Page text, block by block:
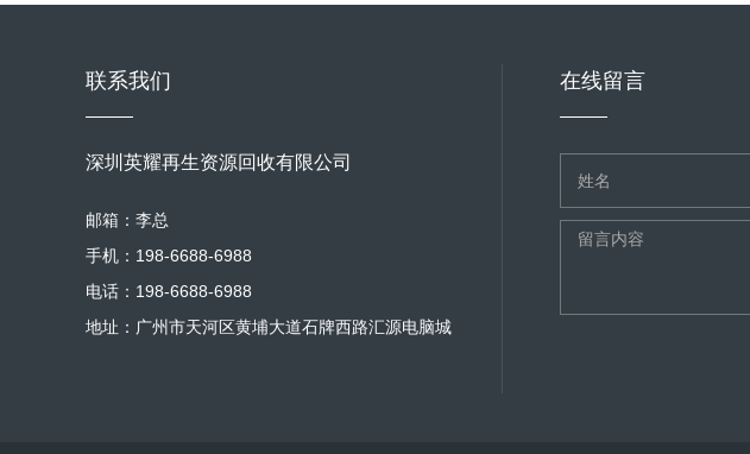
联系我们
深圳英耀再生资源回收有限公司
邮箱：李总
手机：198-6688-6988
电话：198-6688-6988
地址：广州市天河区黄埔大道石牌西路汇源电脑城
在线留言